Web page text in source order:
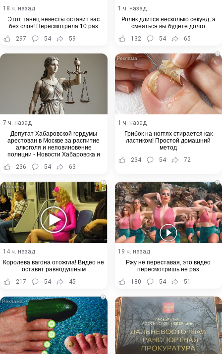
18 ч. назад
Этот танец невесты оставит вас
без слов! Пересмотрела 10 раз
297
54 59
1 ч. назад
Ролик длится несколько секунд, а
смеяться вы будете долго
132
54 65
7 ч. назад
Депутат Хабаровской гордумы
арестован в Москве за распитие
алкоголя и неповиновение
полиции - Новости Хабаровска и
236 54 63
i
1 ч. назад
Грибок на ногтях стирается как
ластиком! Простой домашний
метод
234
54 72
i
14 ч. назад
Королева вагона отожгла! Видео не
оставит равнодушным
217
54 45
i
19 ч. назад
Ржу не переставая, это видео
пересмотришь не раз
180
54 51
i